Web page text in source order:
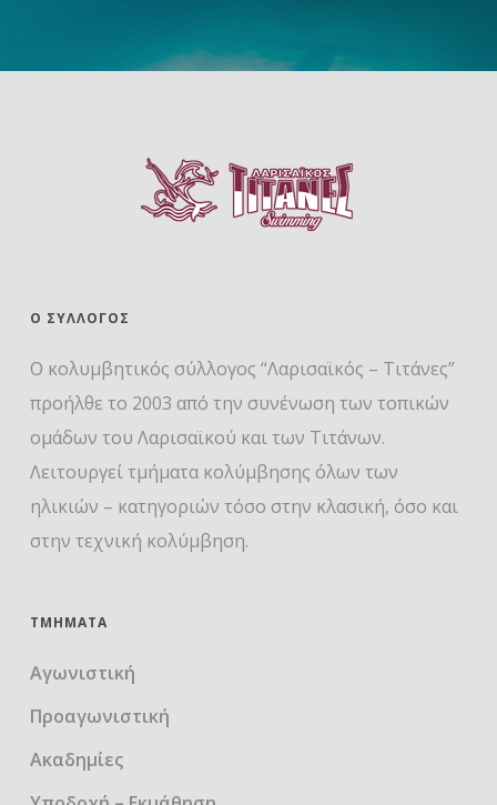
Ο ΣΎΛΛΟΓΟΣ
Ο κολυμβητικός σύλλογος “Λαρισαϊκός – Τιτάνες”
προήλθε το 2003 από την συνένωση των τοπικών
ομάδων του Λαρισαϊκού και των Τιτάνων.
Λειτουργεί τμήματα κολύμβησης όλων των
ηλικιών – κατηγοριών τόσο στην κλασική, όσο και
στην τεχνική κολύμβηση.
ΤΜΉΜΑΤΑ
Αγωνιστική
Προαγωνιστική
Ακαδημίες